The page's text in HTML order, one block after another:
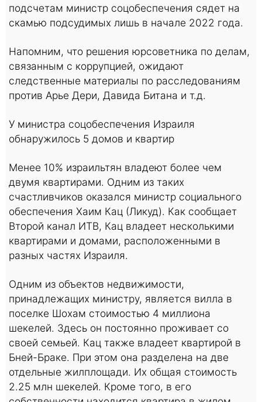
подсчетам министр соцобеспечения сядет на
скамью подсудимых лишь в начале 2022 года.
Напомним, что решения юрсоветника по делам,
связанным с коррупцией, ожидают
следственные материалы по расследованиям
против Арье Дери, Давида Битана и т.д.
У министра соцобеспечения Израиля
обнаружилось 5 домов и квартир
Менее 10% израильтян владеют более чем
двумя квартирами. Одним из таких
счастливчиков оказался министр социального
обеспечения Хаим Кац (Ликуд). Как сообщает
Второй канал ИТВ, Кац владеет несколькими
квартирами и домами, расположенными в
разных частях Израиля.
Одним из объектов недвижимости,
принадлежащих министру, является вилла в
поселке Шохам стоимостью 4 миллиона
шекелей. Здесь он постоянно проживает со
своей семьей. Кац также владеет квартирой в
Бней-Браке. При этом она разделена на две
отдельные жилплощади. Их общая стоимость
2.25 млн шекелей. Кроме того, в его